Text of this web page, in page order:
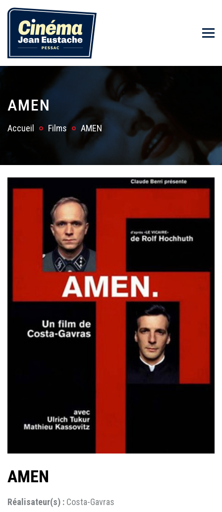
AMEN
Accueil Films AMEN
AMEN
Réalisateur(s) : Costa-Gavras